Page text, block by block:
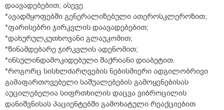
დაავადებებით; ასევე
*ავადმყოფებში გენერალიზებული ათეროსკლეროზით;
*ფარისებრი ჯირკვლის დაავადებებით;
*დახურულკუთხოვანი გლაუკომით;
*წინამდებარე ჯირკვლის ადენომით;
*ინსულინდამოკიდებული შაქრიანი დიაბეტით.
*როგორც სისხლძარღვების ნებისმიერი ადგილობრივი
გამაფართოვებელი საშუალებების გამოყენებისას
აუცილებელია სიფრთხილის დაცვა ვიბროცილის
დანიშვნისას პაციენტებში გამოხატული რეაქციებით